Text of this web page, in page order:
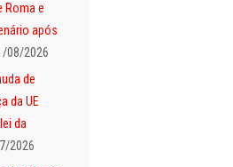
Roma e
após
08/2026
de
da UE
da
2026